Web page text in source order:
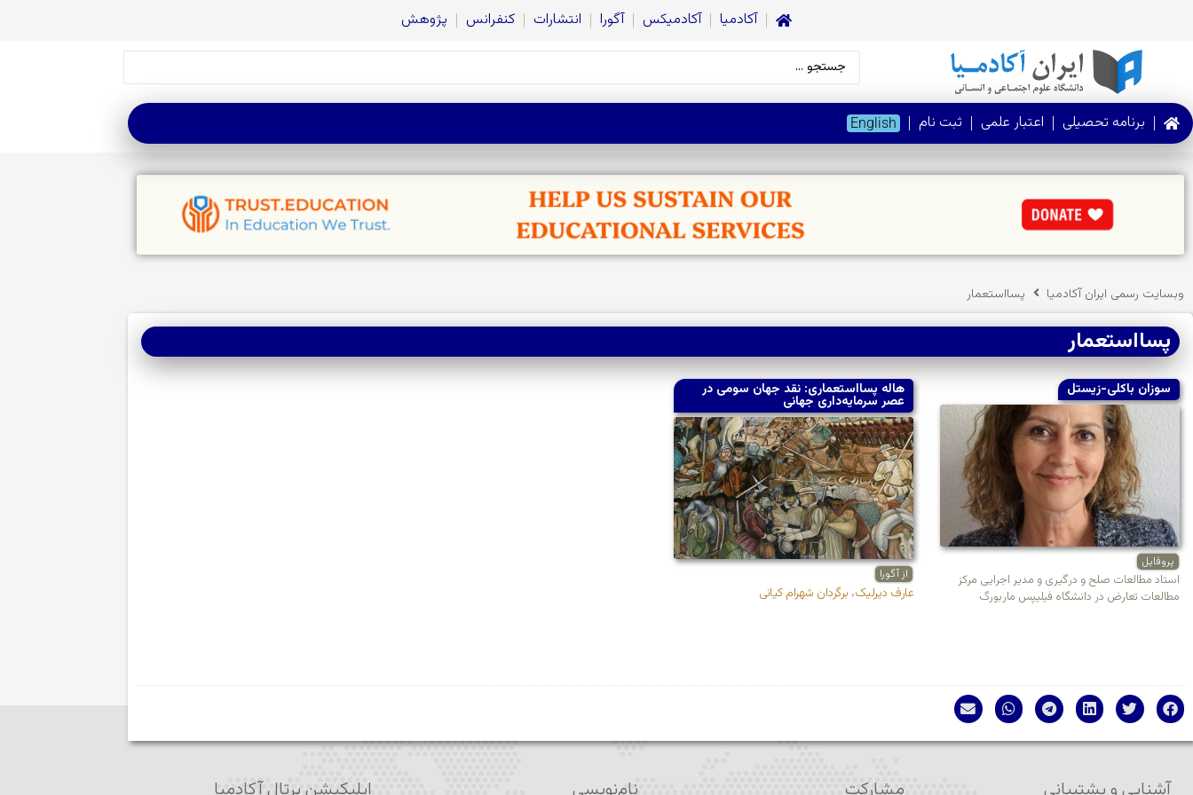
آکادمیا آکادمیکس آگورا انتشارات کنفرانس پژوهش
برنامه تحصیلی اعتبار علمی ثبت نام English
وبسایت رسمی ایران آکادمیا پسااستعمار
پسااستعمار
سوزان باکلی-زیستل
پروفایل
استاد مطالعات صلح و درگیری و مدیر اجرایی مرکز
مطالعات تعارض در دانشگاه فیلیپس ماربورگ
هاله پسااستعماری: نقد جهان سومی در
عصر سرمایه‌داری جهانی
از آگورا
عارف دیرلیک، برگردان شهرام کیانی
آشنایی و پشتیبانی مشارکت نام‌نویسی اپلیکیشن پرتال آکادمیا